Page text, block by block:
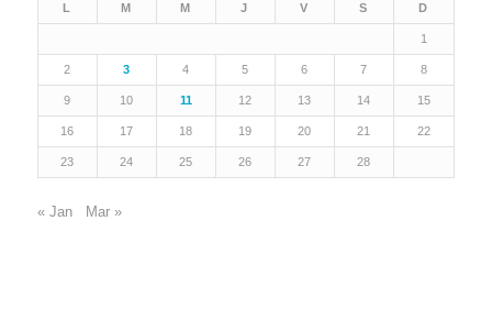
L M M J V S D
1
2 3 4 5 6 7 8
9 10 11 12 13 14 15
16 17 18 19 20 21 22
23 24 25 26 27 28
« Jan Mar »